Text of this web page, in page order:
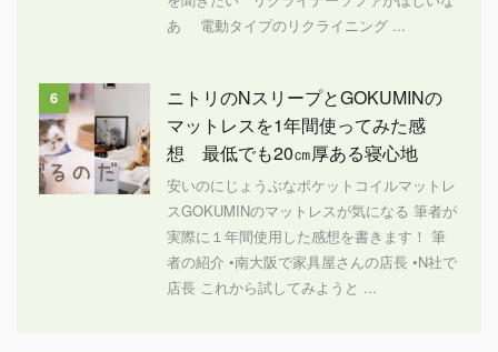
あ 電動タイプのリクライニング ...
6
ニトリのNスリープとGOKUMINの
マットレスを1年間使ってみた感
想 最低でも20㎝厚ある寝心地
安いのにじょうぶなポケットコイルマットレ
スGOKUMINのマットレスが気になる 筆者が
実際に１年間使用した感想を書きます！ 筆
者の紹介 •南大阪で家具屋さんの店長 •N社で
店長 これから試してみようと ...